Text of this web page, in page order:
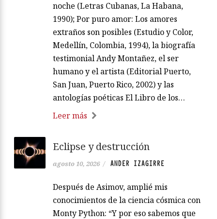
noche (Letras Cubanas, La Habana,
1990); Por puro amor: Los amores
extraños son posibles (Estudio y Color,
Medellín, Colombia, 1994), la biografía
testimonial Andy Montañez, el ser
humano y el artista (Editorial Puerto,
San Juan, Puerto Rico, 2002) y las
antologías poéticas El Libro de los…
Leer más
Eclipse y destrucción
agosto 10, 2026 / ANDER IZAGIRRE
Después de Asimov, amplié mis
conocimientos de la ciencia cósmica con
Monty Python: “Y por eso sabemos que